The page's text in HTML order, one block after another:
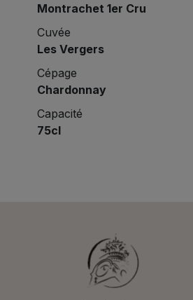
Montrachet 1er Cru
Cuvée
Les Vergers
Cépage
Chardonnay
Capacité
75cl